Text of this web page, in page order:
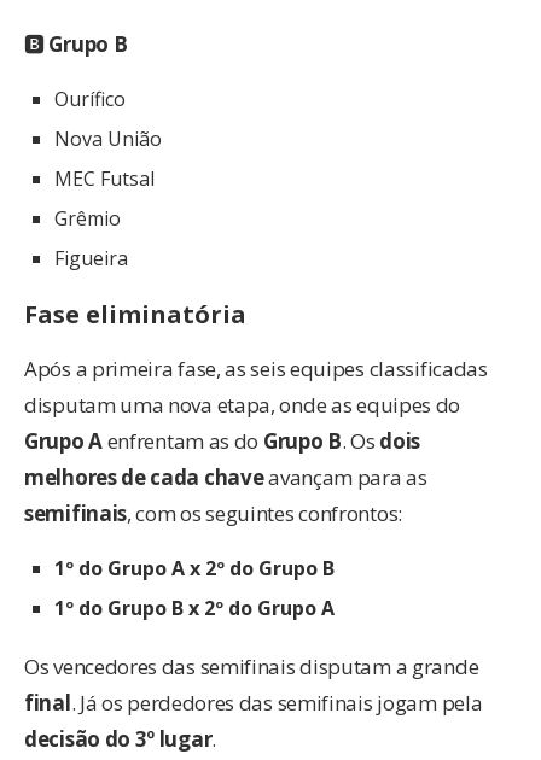
🅱Grupo B
Ourífico
Nova União
MEC Futsal
Grêmio
Figueira
Fase eliminatória
Após a primeira fase, as seis equipes classificadas
disputam uma nova etapa, onde as equipes do
Grupo Aenfrentam as do Grupo B. Os dois
melhores de cada chaveavançam para as
semifinais, com os seguintes confrontos:
1º do Grupo A x 2º do Grupo B
1º do Grupo B x 2º do Grupo A
Os vencedores das semifinais disputam a grande
final. Já os perdedores das semifinais jogam pela
decisão do 3º lugar.